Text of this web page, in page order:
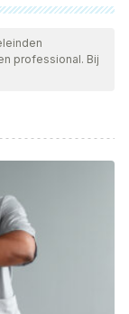
door
actualiteit en
dit artikel werd
Love is the
valiente que
professional. Bij